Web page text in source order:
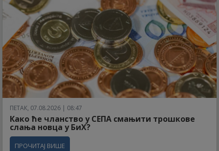
ПЕТАК, 07.08.2026 | 08:47
Како ће чланство у СЕПА смањити трошкове
слања новца у БиХ?
ПРОЧИТАЈ ВИШЕ